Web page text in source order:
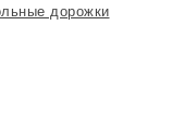
дорожки